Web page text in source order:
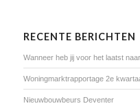
RECENTE BERICHTEN
Wanneer heb jij voor het laatst
Woningmarktrapportage 2e
Nieuwbouwbeurs Deventer